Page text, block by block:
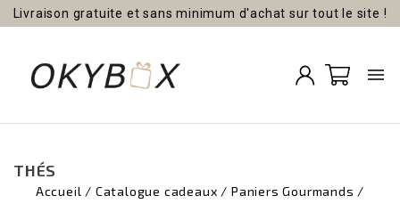
Livraison gratuite et sans minimum d'achat sur tout le site !

THÉS
Accueil Catalogue cadeaux
Paniers Gourmands